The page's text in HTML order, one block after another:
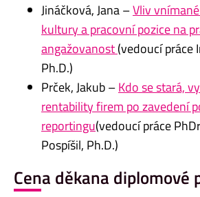
Jináčková, Jana –Vliv
kultury a pracovní pozice na
angažovanost(vedoucí práce
Ph.D.)
Prček, Jakub –Kdo se stará,
rentability firem po zavedení
reportingu(vedoucí práce
Pospíšil, Ph.D.)
Cena děkana diplomové